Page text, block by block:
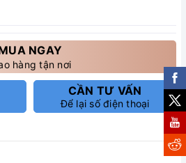
NGAY
hàng tận nơi
CẦN TƯ VẤN
Để lại số điện thoại